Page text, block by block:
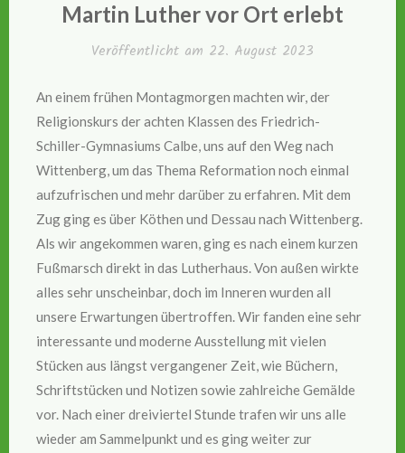
Martin Luther vor Ort erlebt
Veröffentlicht am 22. August 2023
An einem frühen Montagmorgen machten wir, der
Religionskurs der achten Klassen des Friedrich-
Schiller-Gymnasiums Calbe, uns auf den Weg nach
Wittenberg, um das Thema Reformation noch einmal
aufzufrischen und mehr darüber zu erfahren. Mit dem
Zug ging es über Köthen und Dessau nach Wittenberg.
Als wir angekommen waren, ging es nach einem kurzen
Fußmarsch direkt in das Lutherhaus. Von außen wirkte
alles sehr unscheinbar, doch im Inneren wurden all
unsere Erwartungen übertroffen. Wir fanden eine sehr
interessante und moderne Ausstellung mit vielen
Stücken aus längst vergangener Zeit, wie Büchern,
Schriftstücken und Notizen sowie zahlreiche Gemälde
vor. Nach einer dreiviertel Stunde trafen wir uns alle
wieder am Sammelpunkt und es ging weiter zur